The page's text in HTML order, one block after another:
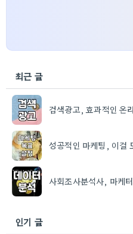
최근 글
검색광고, 효과적인 온
성공적인 마케팅, 이걸
사회조사분석사, 마케
인기 글